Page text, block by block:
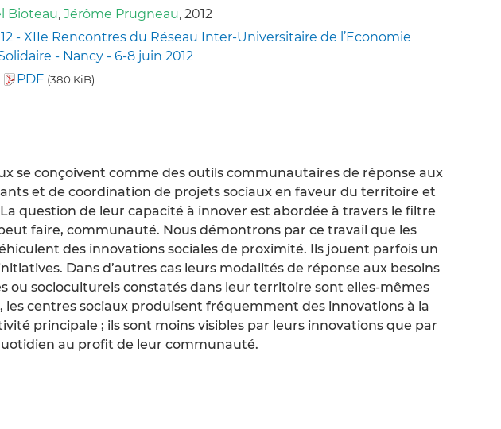
Bioteau, Jérôme Prugneau, 2012
- XIIe Rencontres du Réseau Inter-Universitaire de l’Economie
- Nancy - 6-8 juin 2012
PDF (380 KiB)
se conçoivent comme des outils communautaires de réponse aux
et de coordination de projets sociaux en faveur du territoire et
question de leur capacité à innover est abordée à travers le filtre
faire, communauté. Nous démontrons par ce travail que les
des innovations sociales de proximité. Ils jouent parfois un
Dans d’autres cas leurs modalités de réponse aux besoins
ou socioculturels constatés dans leur territoire sont elles-mêmes
les centres sociaux produisent fréquemment des innovations à la
principale ; ils sont moins visibles par leurs innovations que par
au profit de leur communauté.